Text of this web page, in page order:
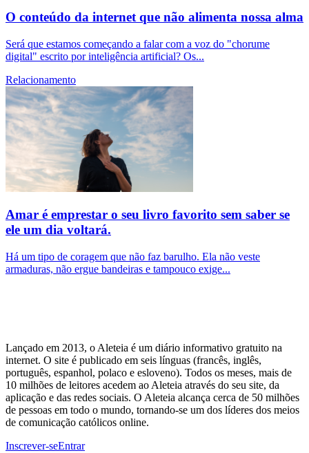
O conteúdo da internet que não alimenta nossa alma
Será que estamos começando a falar com a voz do "chorume
digital" escrito por inteligência artificial? Os...
Relacionamento
Amar é emprestar o seu livro favorito sem saber se
ele um dia voltará.
Há um tipo de coragem que não faz barulho. Ela não veste
armaduras, não ergue bandeiras e tampouco exige...
Lançado em 2013, o Aleteia é um diário informativo gratuito na
internet. O site é publicado em seis línguas (francês, inglês,
português, espanhol, polaco e esloveno). Todos os meses, mais de
10 milhões de leitores acedem ao Aleteia através do seu site, da
aplicação e das redes sociais. O Aleteia alcança cerca de 50 milhões
de pessoas em todo o mundo, tornando-se um dos líderes dos meios
de comunicação católicos online.
Inscrever-seEntrar